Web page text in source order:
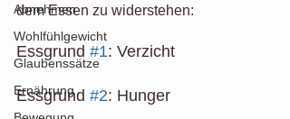
Abnehmen
Wohlfühlgewicht
Glaubenssätze
Ernährung
dem Essen zu widerstehen:
Essgrund #1: Verzicht
Essgrund #2: Hunger